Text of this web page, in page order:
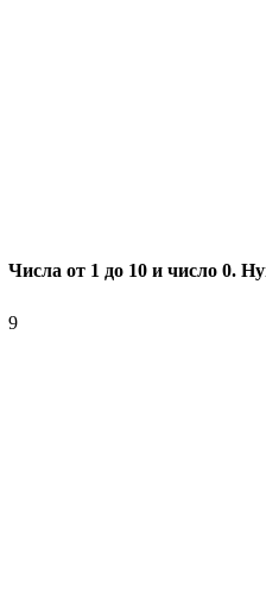
Числа от 1 до 10 и число 0.
9